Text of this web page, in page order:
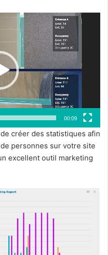
00:09
créer des statistiques afin
personnes sur votre site
excellent outil marketing